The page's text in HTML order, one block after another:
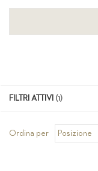
Ordina per
FILTRI ATTIVI